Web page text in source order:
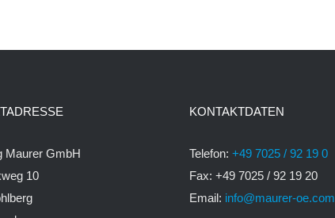
Maurer GmbH
10
KONTAKTDATEN
Telefon: +49 7025 / 92 19 0
Fax: +49 7025 / 92 19 20
Email: info@maurer-oe.com